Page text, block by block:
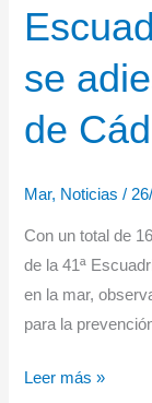
se
de
Mar, Noticias /
Con un total de
de la 41ª
en la mar,
para la
Los
Leer más »